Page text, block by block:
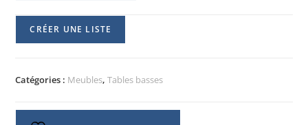
CRÉER UNE LISTE
Catégories : Meubles,Tables basses